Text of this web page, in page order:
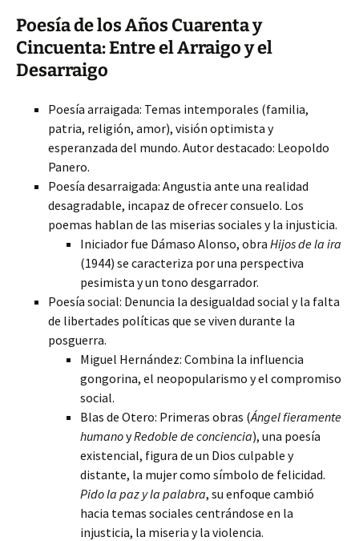
Poesía de los Años Cuarenta y
Cincuenta: Entre el Arraigo y el
Desarraigo
Poesía arraigada: Temas intemporales (familia,
patria, religión, amor), visión optimista y
esperanzada del mundo. Autor destacado: Leopoldo
Panero.
Poesía desarraigada: Angustia ante una realidad
desagradable, incapaz de ofrecer consuelo. Los
poemas hablan de las miserias sociales y la injusticia.
Iniciador fue Dámaso Alonso, obra Hijos de la ira
(1944) se caracteriza por una perspectiva
pesimista y un tono desgarrador.
Poesía social: Denuncia la desigualdad social y la falta
de libertades políticas que se viven durante la
posguerra.
Miguel Hernández: Combina la influencia
gongorina, el neopopularismo y el compromiso
social.
Blas de Otero: Primeras obras (Ángel fieramente
humanoyRedoble de conciencia), una poesía
existencial, figura de un Dios culpable y
distante, la mujer como símbolo de felicidad.
Pido la paz y la palabra, su enfoque cambió
hacia temas sociales centrándose en la
injusticia, la miseria y la violencia.